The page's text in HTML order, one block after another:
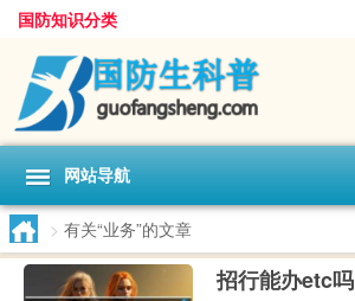
国防知识分类
网站导航
> 有关“业务”的文章
招行能办etc吗